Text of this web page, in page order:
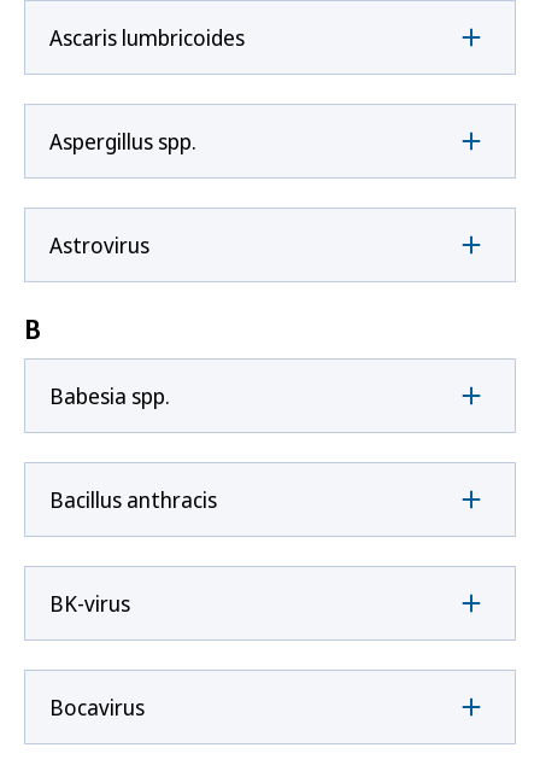
Ascaris lumbricoides
Aspergillus spp.
Astrovirus
B
Babesia spp.
Bacillus anthracis
BK-virus
Bocavirus